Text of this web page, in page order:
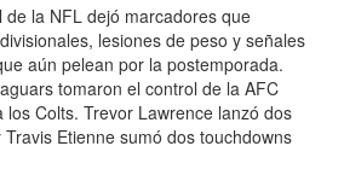
de la NFL dejó marcadores que
lesiones de peso y señales
aún pelean por la postemporada.
tomaron el control de la AFC
Colts. Trevor Lawrence lanzó dos
Etienne sumó dos touchdowns